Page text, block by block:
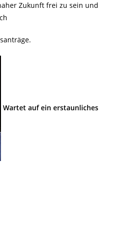
Zukunft frei zu sein und
Wartet auf ein erstaunliches